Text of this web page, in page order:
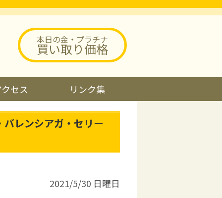
本日の金・プラチナ
買い取り価格
セス リンク集
レンシアガ・セリー
2021/5/30 日曜日